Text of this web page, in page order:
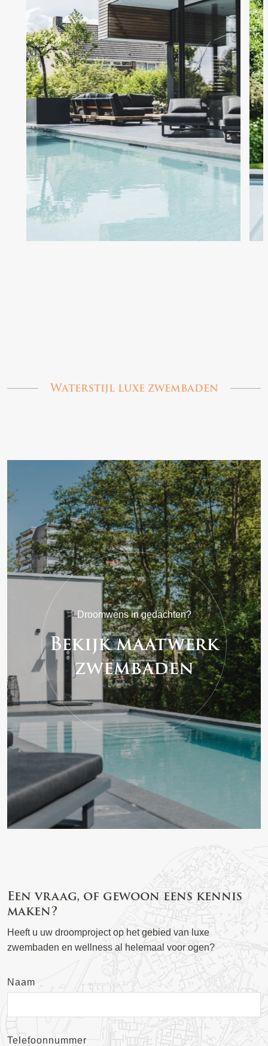
Waterstijl luxe zwembaden
Droomwens in gedachten?
Bekijk maatwerk
zwembaden
Een vraag, of gewoon eens kennis
maken?
Heeft u uw droomproject op het gebied van luxe
zwembaden en wellness al helemaal voor ogen?
Naam
Telefoonnummer